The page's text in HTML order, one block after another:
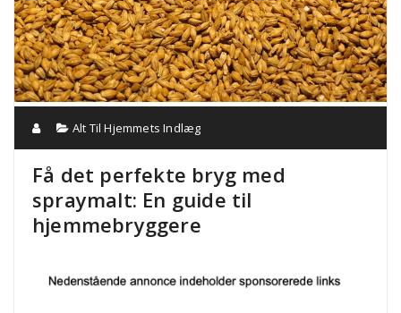
Alt Til Hjemmets Indlæg
Få det perfekte bryg med
spraymalt: En guide til
hjemmebryggere